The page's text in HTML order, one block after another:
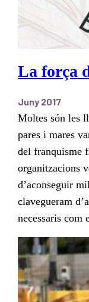
La força
Juny 2017
Moltes són les
pares i mares
del franquisme
organitzacions
d’aconseguir
clavegueram
necessaris com